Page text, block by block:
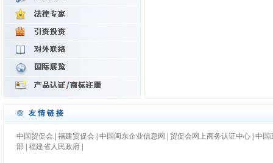
友情链接
中国贸促会| 福建贸促会| 中国闽东企业信息网 贸促会网上商务认证中心| 中国
部| 福建省人民政府|